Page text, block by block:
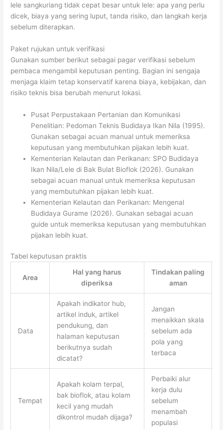
lele sangkuriang tidak cepat besar untuk lele: apa yang perlu
dicek, biaya yang sering luput, tanda risiko, dan langkah kerja
sebelum diterapkan.
Paket rujukan untuk verifikasi
Gunakan sumber berikut sebagai pagar verifikasi sebelum
pembaca mengambil keputusan penting. Bagian ini sengaja
menjaga klaim tetap konservatif karena biaya, kebijakan, dan
risiko teknis bisa berubah menurut lokasi.
Pusat Perpustakaan Pertanian dan Komunikasi
Penelitian: Pedoman Teknis Budidaya Ikan Nila (1995).
Gunakan sebagai acuan manual untuk memeriksa
keputusan yang membutuhkan pijakan lebih kuat.
Kementerian Kelautan dan Perikanan: SPO Budidaya
Ikan Nila/Lele di Bak Bulat Bioflok (2026). Gunakan
sebagai acuan manual untuk memeriksa keputusan
yang membutuhkan pijakan lebih kuat.
Kementerian Kelautan dan Perikanan: Mengenal
Budidaya Gurame (2026). Gunakan sebagai acuan
guide untuk memeriksa keputusan yang membutuhkan
pijakan lebih kuat.
Tabel keputusan praktis
Area
Hal yang harus
diperiksa
Tindakan paling
aman
Data
Apakah indikator hub,
artikel induk, artikel
pendukung, dan
halaman keputusan
berikutnya sudah
dicatat?
Jangan
menaikkan skala
sebelum ada
pola yang
terbaca
Tempat
Apakah kolam terpal,
bak bioflok, atau kolam
kecil yang mudah
dikontrol mudah dijaga?
Perbaiki alur
kerja dulu
sebelum
menambah
populasi